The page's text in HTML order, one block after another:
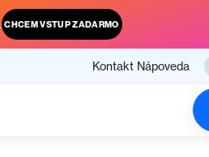
CHCEM VSTUP ZADARMO
Kontakt Nápoveda